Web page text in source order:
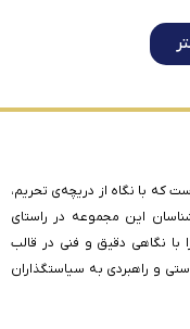
که با نگاه از دریچه‌ی تحریم،
این مجموعه در راستای
با نگاهی دقیق و فنی در قالب
و راهبردی به سیاستگذاران